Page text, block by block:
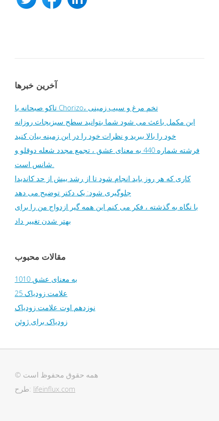
آخرین خبرها
تاکو صبحانه با Chorizo، تخم مرغ و سیب زمینی
این مکمل باعث می شود شما بتوانید سطح سبزیجات روزانه
خود را بالا ببرید و نظرات خود را در این زمینه بیان کنید
فرشته شماره 440 به معنای عشق ، تجمع مجدد شعله دوقلو و
شانس است.
کاری که هر روز باید انجام شود تا از رشد بیش از حد کاندیدا
جلوگیری شود: یک دکتر توضیح می دهد
با نگاه به گذشته ، فکر می کنم این همه گیر ازدواج من را برای
بهتر شدن تغییر داد
مقالات محبوب
1010 به معنای عشق
25 علامت زودیاک
نوزدهم اوت علامت زودیاک
زودیاک برای ژوئن
© همه حقوق محفوظ است
طرح: lifeinflux.com